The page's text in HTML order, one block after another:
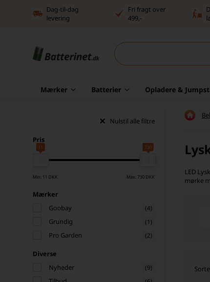
Dag-til-dag
levering
Fri fragt over
499,-
Mærker Batterier Opladere &
Nulstil alle filtre
Pris
11 730
Min: 11 DKK Max: 730 DKK
Mærker
Goobay
(4)
Grundig (1)
Pro Garden (2)
Diverse
Nyheder
(9)
LED
mørke